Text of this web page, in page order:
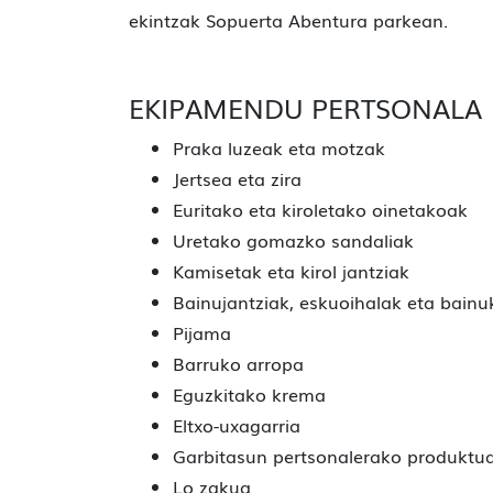
ekintzak Sopuerta Abentura parkean.
EKIPAMENDU PERTSONALA
Praka luzeak eta motzak
Jertsea eta zira
Euritako eta kiroletako oinetakoak
Uretako gomazko sandaliak
Kamisetak eta kirol jantziak
Bainujantziak, eskuoihalak eta
Pijama
Barruko arropa
Eguzkitako krema
Eltxo-uxagarria
Garbitasun pertsonalerako
Lo zakua